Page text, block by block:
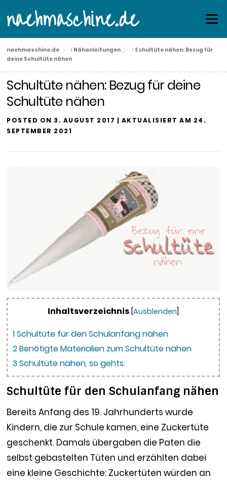
to
content
naehmaschine.de Menu
naehmaschine.de > Nähanleitungen > Schultüte nähen: Bezug für
deine Schultüte nähen
Schultüte nähen: Bezug für deine
Schultüte nähen
POSTED ON 3. AUGUST 2017 | AKTUALISIERT AM 24.
SEPTEMBER 2021
Inhaltsverzeichnis [Ausblenden
1Schultüte für den Schulanfang nähen
2Benötigte Materialien zum Schultüte nähen
3Schultüte nähen, so gehts:
Schultüte für den Schulanfang nähen
Bereits Anfang des 19. Jahrhunderts wurde
Kindern, die zur Schule kamen, eine Zuckertüte
geschenkt. Damals übergaben die Paten die
selbst gebastelten Tüten und erzählten dabei
eine kleine Geschichte: Zuckertüten würden an